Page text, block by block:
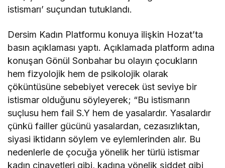
istismarı’ suçundan tutuklandı.
Dersim Kadın Platformu konuya ilişkin Hozat’ta
basın açıklaması yaptı. Açıklamada platform adına
konuşan Gönül Sonbahar bu olayın çocukların
hem fizyolojik hem de psikolojik olarak
çöküntüsüne sebebiyet verecek üst seviye bir
istismar olduğunu söyleyerek; “Bu istismarın
suçlusu hem fail S.Y hem de yasalardır. Yasalardır
çünkü failler gücünü yasalardan, cezasızlıktan,
siyasi iktidarın söylem ve eylemlerinden alır. Bu
nedenlerle de çocuğa yönelik her türlü istismar
kadın cinayetleri gibi, kadına yönelik şiddet gibi